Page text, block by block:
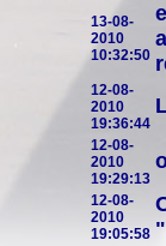
13-08-
2010
10:32:50
12-08-
2010
19:36:44
12-08-
2010
19:29:13
12-08-
2010
19:05:58